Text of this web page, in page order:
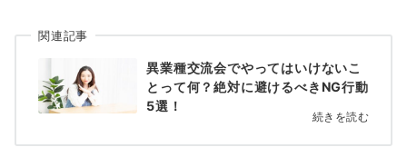
関連記事
異業種交流会でやってはいけないこ
とって何？絶対に避けるべきNG行動
5選！
続きを読む